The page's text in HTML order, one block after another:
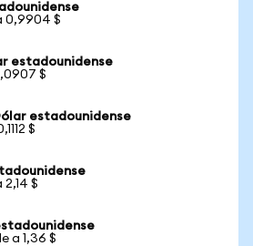
0,9904 $
estadounidense
$
estadounidense
$
2,14 $
a 1,36 $